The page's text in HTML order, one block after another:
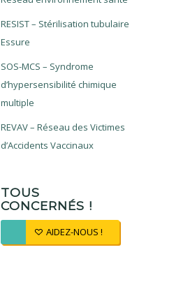
RESIST – Stérilisation tubulaire
Essure
SOS-MCS – Syndrome
d’hypersensibilité chimique
multiple
REVAV – Réseau des Victimes
d’Accidents Vaccinaux
TOUS
CONCERNÉS !
AIDEZ-NOUS !